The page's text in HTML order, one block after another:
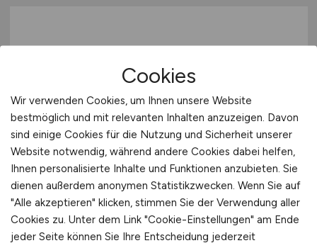
Recruiter internationale
Fachkräftegewinnung und
Anerkennung(m/w/d)
Hays
vor 3 Tagen
Cookies
Wir verwenden Cookies, um Ihnen unsere Website
bestmöglich und mit relevanten Inhalten anzuzeigen. Davon
sind einige Cookies für die Nutzung und Sicherheit unserer
Website notwendig, während andere Cookies dabei helfen,
Ihnen personalisierte Inhalte und Funktionen anzubieten. Sie
dienen außerdem anonymen Statistikzwecken. Wenn Sie auf
"Alle akzeptieren" klicken, stimmen Sie der Verwendung aller
Cookies zu. Unter dem Link "Cookie-Einstellungen" am Ende
jeder Seite können Sie Ihre Entscheidung jederzeit